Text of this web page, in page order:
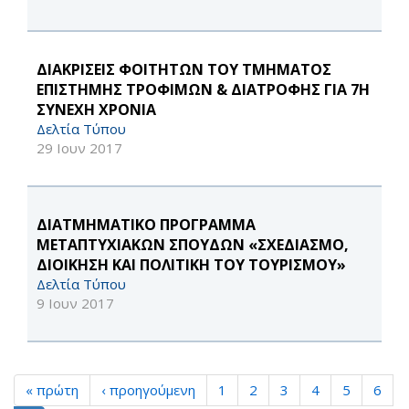
ΔΙΑΚΡΙΣΕΙΣ ΦΟΙΤΗΤΩΝ ΤΟΥ ΤΜΗΜΑΤΟΣ
ΕΠΙΣΤΗΜΗΣ ΤΡΟΦΙΜΩΝ & ΔΙΑΤΡΟΦΗΣ ΓΙΑ 7Η
ΣΥΝΕΧΗ ΧΡΟΝΙΑ
Δελτία Τύπου
29 Ιουν 2017
ΔΙΑΤΜΗΜΑΤΙΚΟ ΠΡΟΓΡΑΜΜΑ
ΜΕΤΑΠΤΥΧΙΑΚΩΝ ΣΠΟΥΔΩΝ «ΣΧΕΔΙΑΣΜΟ,
ΔΙΟΙΚΗΣΗ ΚΑΙ ΠΟΛΙΤΙΚΗ ΤΟΥ ΤΟΥΡΙΣΜΟΥ»
Δελτία Τύπου
9 Ιουν 2017
« πρώτη ‹ προηγούμενη 1 2 3 4 5
6